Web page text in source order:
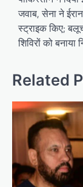
जवाब, सेना ने
स्ट्राइक किए;
शिविरों को बनाया
Related